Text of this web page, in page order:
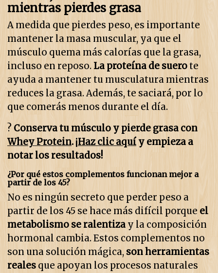
mientras pierdes grasa
A medida que pierdes peso, es importante
mantener la masa muscular, ya que el
músculo quema más calorías que la grasa,
incluso en reposo. La proteína de suerote
ayuda a mantener tu musculatura mientras
reduces la grasa. Además, te saciará, por lo
que comerás menos durante el día.
? Conserva tu músculo y pierde grasa con
Whey Protein. ¡Haz clic aquí y empieza a
notar los resultados!
¿Por qué estos complementos funcionan mejor a
partir de los 45?
No es ningún secreto que perder peso a
partir de los 45 se hace más difícil porque el
metabolismo se ralentiza y la composición
hormonal cambia. Estos complementos no
son una solución mágica, son herramientas
reales que apoyan los procesos naturales